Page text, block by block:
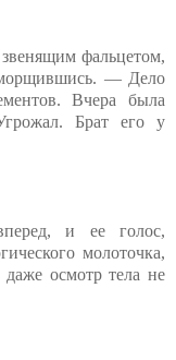
фальцетом,
— Дело
Вчера была
Брат его у
и ее голос,
молоточка,
осмотр тела не